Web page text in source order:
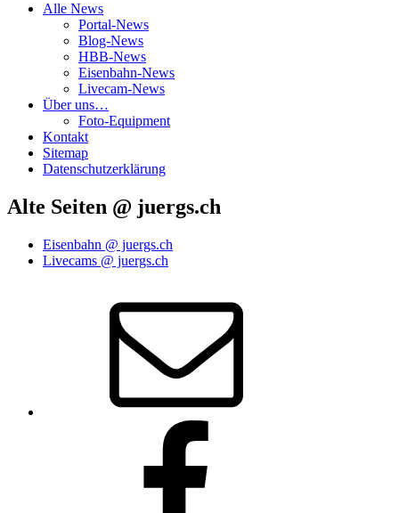
Alle News
Portal-News
Blog-News
HBB-News
Eisenbahn-News
Livecam-News
Über uns…
Foto-Equipment
Kontakt
Sitemap
Datenschutzerklärung
Alte Seiten @ juergs.ch
Eisenbahn @ juergs.ch
Livecams @ juergs.ch